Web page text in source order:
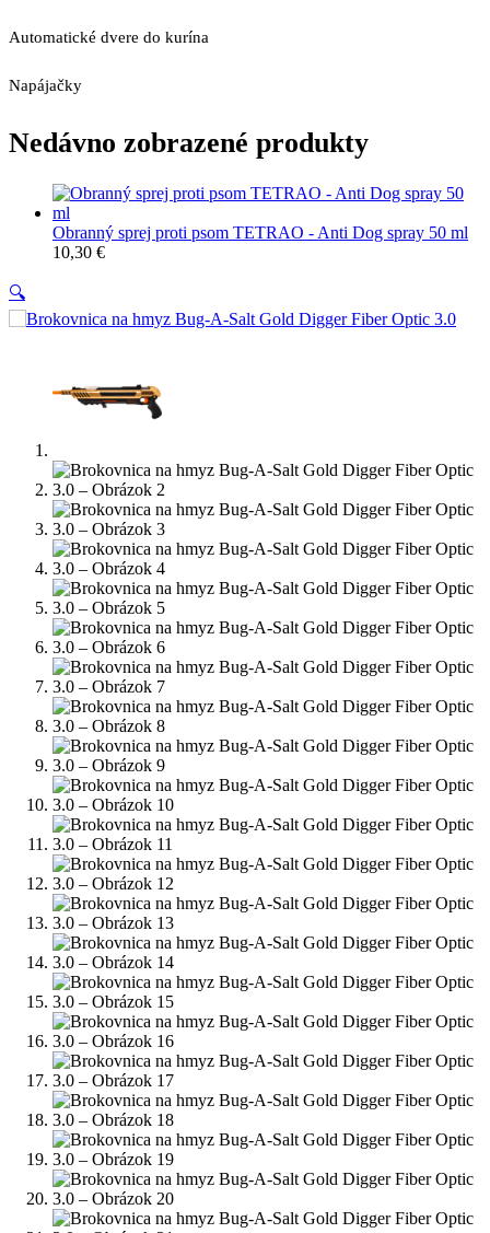
Automatické dvere do kurína
Napájačky
Nedávno zobrazené produkty
Obranný sprej proti psom TETRAO - Anti Dog spray 50 ml
10,30 €
🔍